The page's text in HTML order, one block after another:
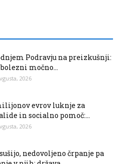
Podravju na preizkušnji:
močno...
2026
evrov luknje za
in socialno pomoč:...
2026
nedovoljeno črpanje pa